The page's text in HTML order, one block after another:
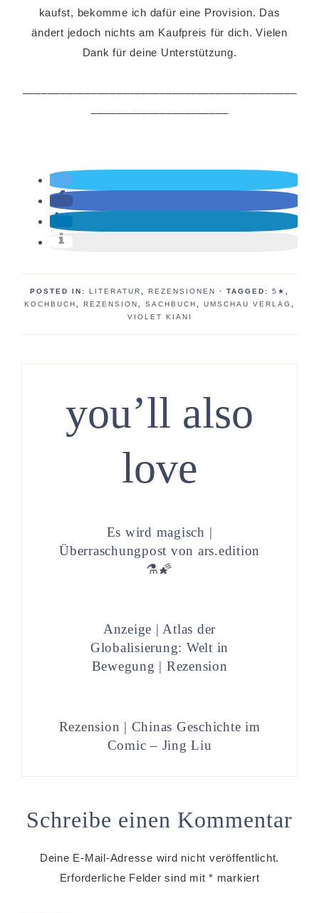
kaufst, bekomme ich dafür eine Provision. Das
ändert jedoch nichts am Kaufpreis für dich. Vielen
Dank für deine Unterstützung.
POSTED IN: LITERATUR REZENSIONEN · TAGGED: 5★
KOCHBUCH
REZENSION SACHBUCH UMSCHAU VERLAG
VIOLET KIANI
you’ll also
love
Es wird magisch |
Überraschungpost von ars.edition
⚗️🌠
Anzeige | Atlas der
Globalisierung: Welt in
Bewegung | Rezension
Rezension | Chinas Geschichte im
Comic – Jing Liu
Schreibe einen Kommentar
Deine E-Mail-Adresse wird nicht veröffentlicht.
Erforderliche Felder sind mit * markiert